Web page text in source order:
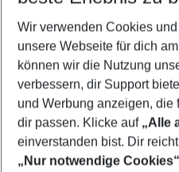
2 Erwachsene Keine
Mehr Filter
Wir verwenden Cookies
unsere Webseite für dich
können wir die Nutzung
verbessern, dir Support
und Werbung anzeigen, die
dir passen. Klicke auf „Alle
einverstanden bist. Dir
„Nur notwendige Cookies“